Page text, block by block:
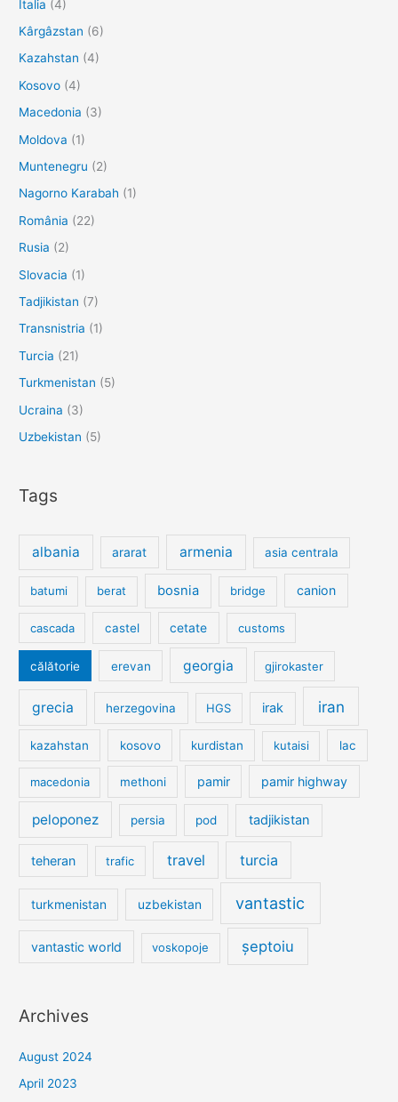
Italia (4)
Kârgâzstan (6)
Kazahstan (4)
Kosovo (4)
Macedonia (3)
Moldova (1)
Muntenegru (2)
Nagorno Karabah (1)
România (22)
Rusia (2)
Slovacia (1)
Tadjikistan (7)
Transnistria (1)
Turcia (21)
Turkmenistan (5)
Ucraina (3)
Uzbekistan (5)
Tags
albania ararat armenia asia centrala
batumi berat bosnia bridge canion
cascada castel cetate customs
călătorie erevan georgia gjirokaster
grecia herzegovina HGS irak iran
kazahstan kosovo kurdistan kutaisi lac
macedonia methoni pamir pamir highway
peloponez persia pod tadjikistan
teheran trafic travel turcia
turkmenistan uzbekistan vantastic
vantastic world voskopoje șeptoiu
Archives
August 2024
April 2023